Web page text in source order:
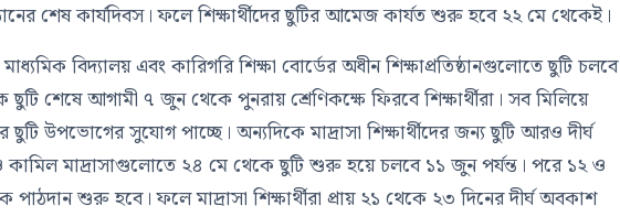
শেষ কার্যদিবস। ফলে শিক্ষার্থীদের ছুটির আমেজ কার্যত শুরু হবে ২২ মে থেকেই।
বিদ্যালয় এবং কারিগরি শিক্ষা বোর্ডের অধীন শিক্ষাপ্রতিষ্ঠানগুলোতে ছুটি চলবে
শেষে আগামী ৭ জুন থেকে পুনরায় শ্রেণিকক্ষে ফিরবে শিক্ষার্থীরা। সব মিলিয়ে
ছুটি উপভোগের সুযোগ পাচ্ছে। অন্যদিকে মাদ্রাসা শিক্ষার্থীদের জন্য ছুটি আরও দীর্ঘ
মাদ্রাসাগুলোতে ২৪ মে থেকে ছুটি শুরু হয়ে চলবে ১১ জুন পর্যন্ত। পরে ১২ ও
শুরু হবে। ফলে মাদ্রাসা শিক্ষার্থীরা প্রায় ২১ থেকে ২৩ দিনের দীর্ঘ অবকাশ